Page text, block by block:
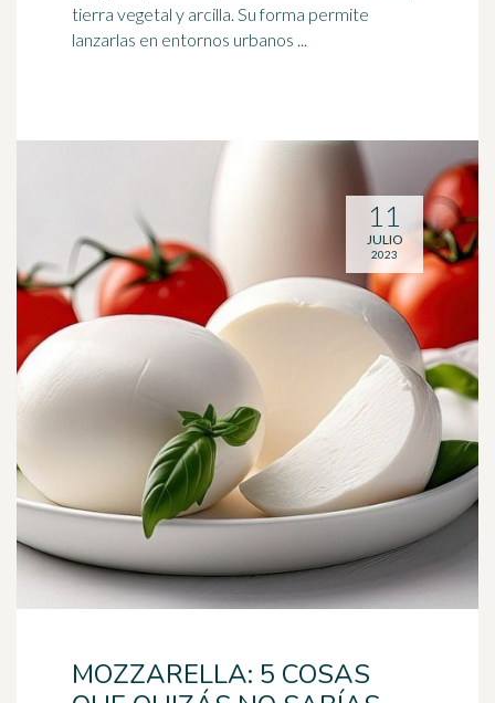
tierra vegetal y arcilla. Su forma permite
lanzarlas en entornos urbanos ...
MOZZARELLA: 5 COSAS
11
JULIO
2023